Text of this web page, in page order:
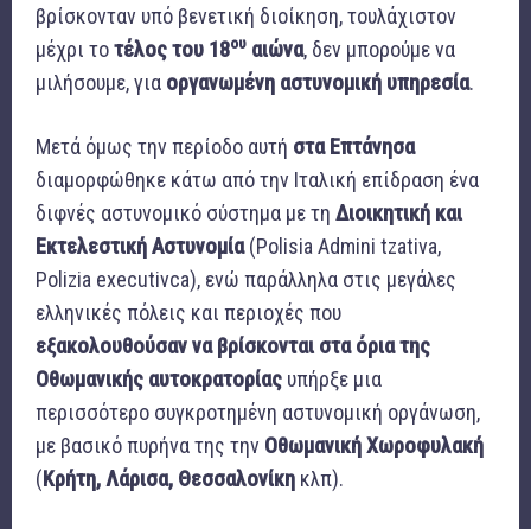
βρίσκονταν υπό βενετική διοίκηση, τουλάχιστον
μέχρι τοτέλος του 18ου αιώνα, δεν μπορούμε να
μιλήσουμε, για οργανωμένη αστυνομική υπηρεσία.
Μετά όμως την περίοδο αυτή στα Επτάνησα
διαμορφώθηκε κάτω από την Ιταλική επίδραση ένα
διφνές αστυνομικό σύστημα με τη Διοικητική και
Εκτελεστική Αστυνομία(Polisia Admini tzativa,
Polizia executivca), ενώ παράλληλα στις μεγάλες
ελληνικές πόλεις και περιοχές που
εξακολουθούσαν να βρίσκονται στα όρια της
Οθωμανικής αυτοκρατορίας υπήρξε μια
περισσότερο συγκροτημένη αστυνομική οργάνωση,
με βασικό πυρήνα της την Οθωμανική Χωροφυλακή
(Κρήτη, Λάρισα, Θεσσαλονίκη κλπ).